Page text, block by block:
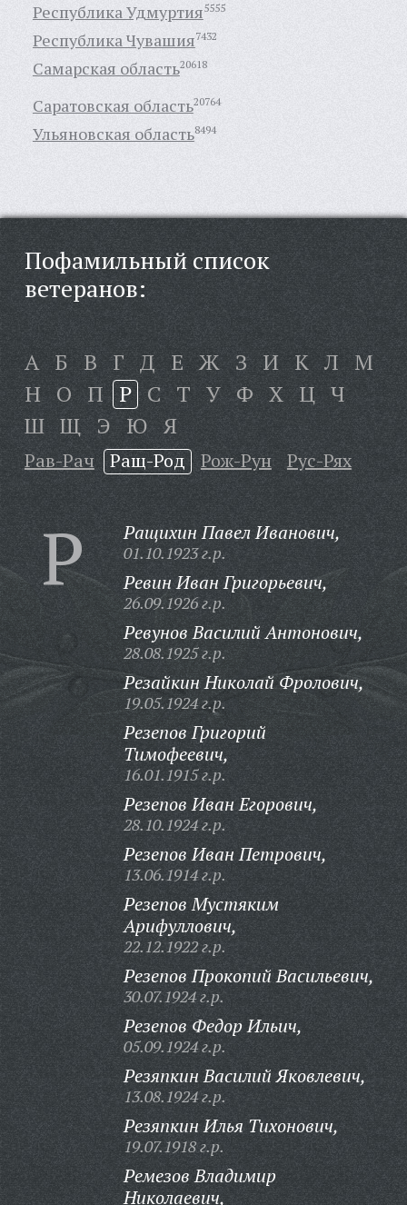
Республика Удмуртия5555
Республика Чувашия7432
Самарская область20618
Саратовская область20764
Ульяновская область8494
Пофамильный список
ветеранов:
А Б В Г Д Е Ж З И К Л М
Н О П Р С Т У Ф Х Ц Ч
Ш Щ Э Ю Я
Рав-Рач Ращ-Род Рож-Рун Рус-Рях
Р Ращихин Павел Иванович,
01.10.1923 г.р.
Ревин Иван Григорьевич,
26.09.1926 г.р.
Ревунов Василий Антонович,
28.08.1925 г.р.
Резайкин Николай Фролович,
19.05.1924 г.р.
Резепов Григорий
Тимофеевич,
16.01.1915 г.р.
Резепов Иван Егорович,
28.10.1924 г.р.
Резепов Иван Петрович,
13.06.1914 г.р.
Резепов Мустяким
Арифуллович,
22.12.1922 г.р.
Резепов Прокопий Васильевич,
30.07.1924 г.р.
Резепов Федор Ильич,
05.09.1924 г.р.
Резяпкин Василий Яковлевич,
13.08.1924 г.р.
Резяпкин Илья Тихонович,
19.07.1918 г.р.
Ремезов Владимир
Николаевич,